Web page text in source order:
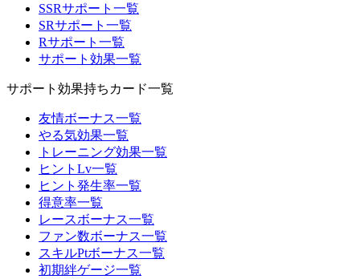
SSRサポート一覧
SRサポート一覧
Rサポート一覧
サポート効果一覧
サポート効果持ちカード一覧
友情ボーナス一覧
やる気効果一覧
トレーニング効果一覧
ヒントLv一覧
ヒント発生率一覧
得意率一覧
レースボーナス一覧
ファン数ボーナス一覧
スキルPtボーナス一覧
初期絆ゲージ一覧